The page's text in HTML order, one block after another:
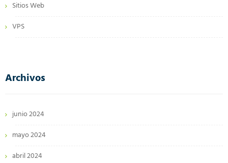
Sitios Web
VPS
Archivos
junio 2024
mayo 2024
abril 2024